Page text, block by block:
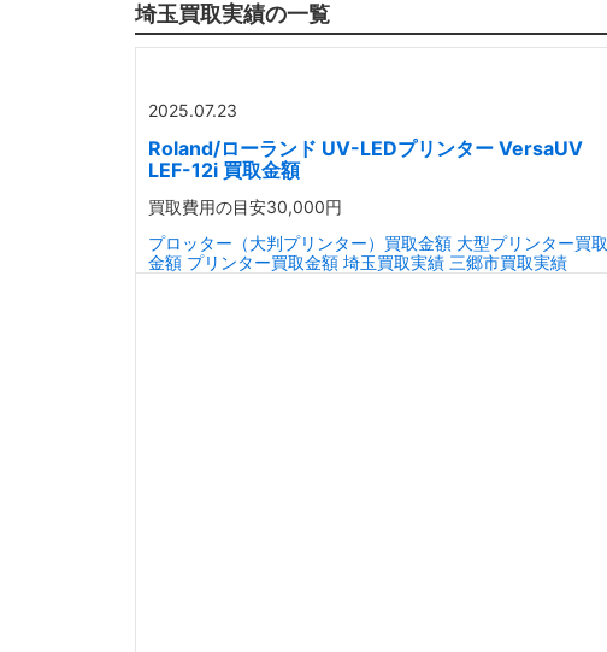
埼玉買取実績の一覧
2025.07.23
Roland/ローランド UV-LEDプリンター VersaUV
LEF-12i 買取金額
買取費用の目安30,000円
プロッター（大判プリンター）買取金額 大型プリンター買取
金額 プリンター買取金額 埼玉買取実績 三郷市買取実績